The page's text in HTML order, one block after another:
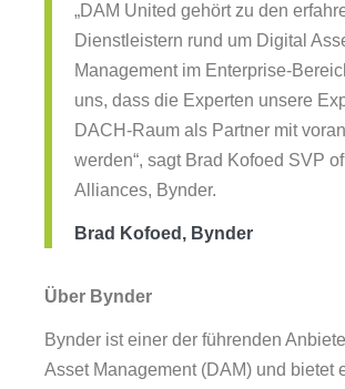
„DAM United gehört zu den
Dienstleistern rund um Digital
Management im Enterprise-
uns, dass die Experten unsere
DACH-Raum als Partner mit
werden“, sagt Brad Kofoed SVP
Alliances, Bynder.
Brad Kofoed, Bynder
Über Bynder
Bynder ist einer der führenden
Asset Management (DAM) und bietet